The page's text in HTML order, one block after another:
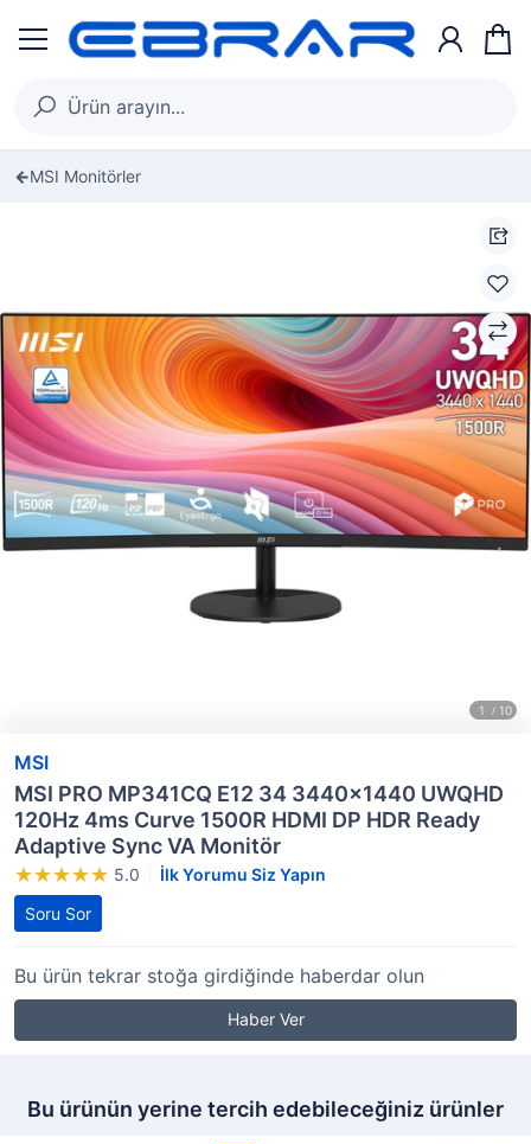
MSI Monitörler
MSI
MSI PRO MP341CQ E12 34 3440x1440 UWQHD
120Hz 4ms Curve 1500R HDMI DP HDR Ready
Adaptive Sync VA Monitör
5.0
İlk Yorumu Siz Yapın
Soru Sor
Bu ürün tekrar stoğa girdiğinde haberdar olun
Haber Ver
Bu ürünün yerine tercih edebileceğiniz ürünler